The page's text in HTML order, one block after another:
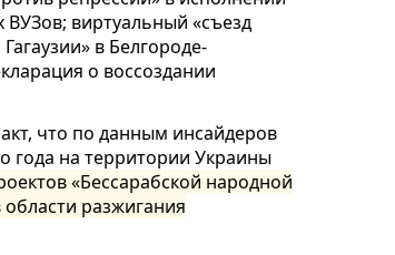
ВУЗов; виртуальный «съезд
в Белгороде-
о воссоздании
что по данным инсайдеров
года на территории Украины
«Бессарабской народной
разжигания